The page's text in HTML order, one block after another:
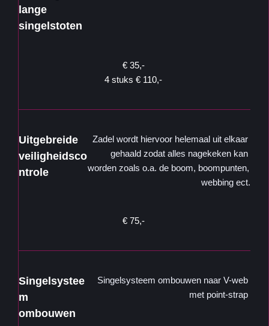
lange
singelstoten
€ 35,-
4 stuks € 110,-
Uitgebreide
veiligheidsco
ntrole
Zadel wordt hiervoor helemaal uit elkaar
gehaald zodat alles nagekeken kan
worden zoals o.a. de boom, boompunten,
webbing ect.
€ 75,-
Singelsystee
m
ombouwen
Singelsysteem ombouwen naar V-web
met point-strap